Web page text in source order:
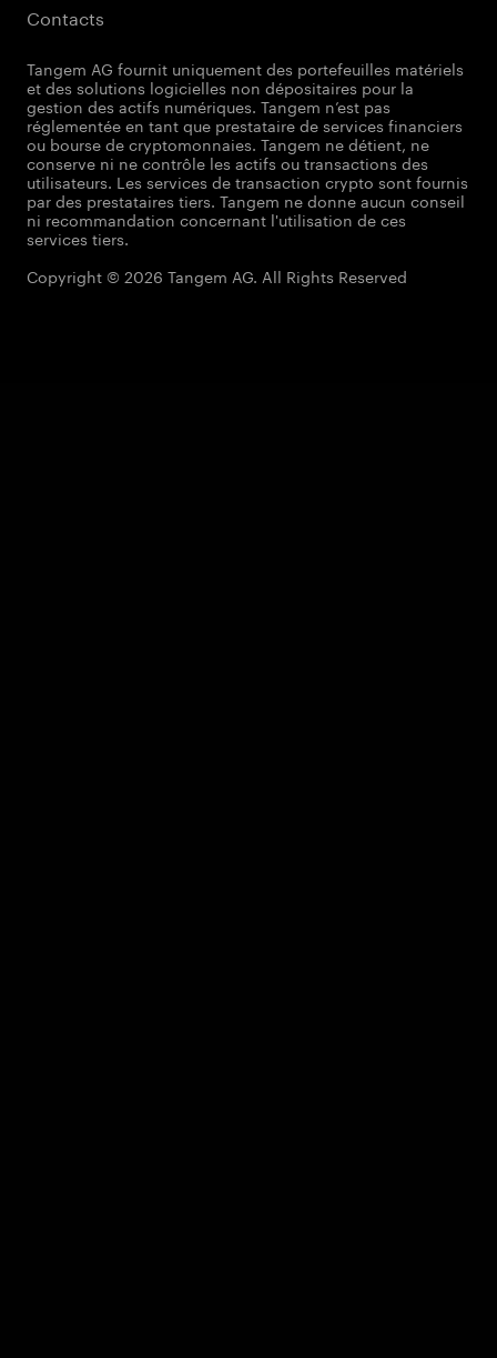
Contacts
Tangem AG fournit uniquement des portefeuilles matériels
et des solutions logicielles non dépositaires pour la
gestion des actifs numériques. Tangem n’est pas
réglementée en tant que prestataire de services financiers
ou bourse de cryptomonnaies. Tangem ne détient, ne
conserve ni ne contrôle les actifs ou transactions des
utilisateurs. Les services de transaction crypto sont fournis
par des prestataires tiers. Tangem ne donne aucun conseil
ni recommandation concernant l'utilisation de ces
services tiers.